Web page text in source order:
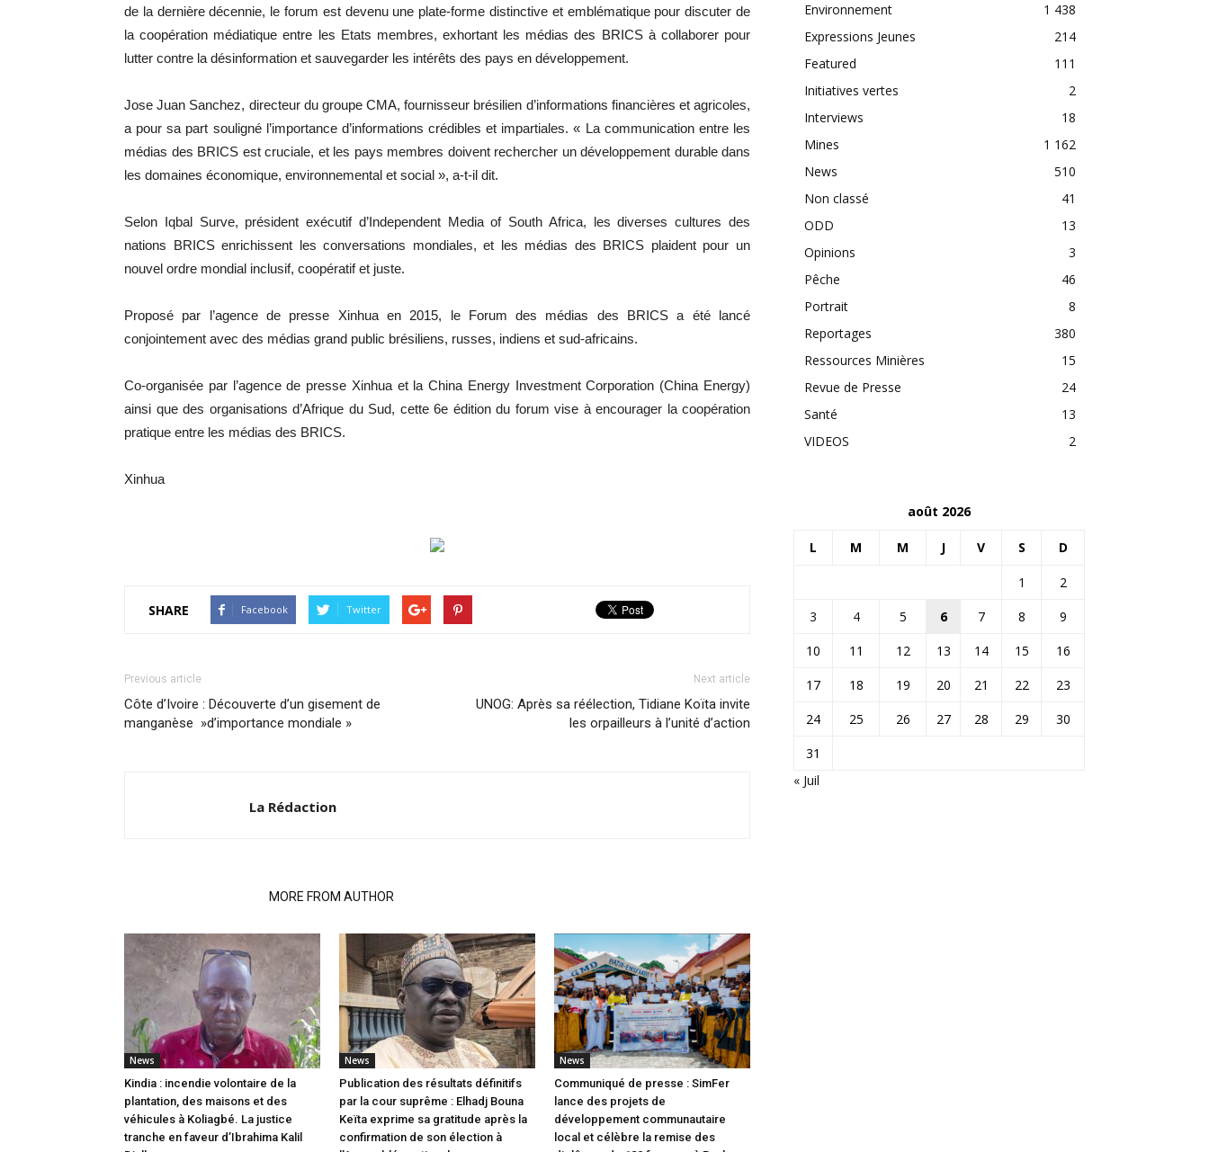
de la dernière décennie, le forum est devenu une plate-forme distinctive et emblématique pour discuter de
la coopération médiatique entre les Etats membres, exhortant les médias des BRICS à collaborer pour
lutter contre la désinformation et sauvegarder les intérêts des pays en développement.
Jose Juan Sanchez, directeur du groupe CMA, fournisseur brésilien d’informations financières et agricoles,
a pour sa part souligné l’importance d’informations crédibles et impartiales. « La communication entre les
médias des BRICS est cruciale, et les pays membres doivent rechercher un développement durable dans
les domaines économique, environnemental et social », a-t-il dit.
Selon Iqbal Surve, président exécutif d’Independent Media of South Africa, les diverses cultures des
nations BRICS enrichissent les conversations mondiales, et les médias des BRICS plaident pour un
nouvel ordre mondial inclusif, coopératif et juste.
Proposé par l’agence de presse Xinhua en 2015, le Forum des médias des BRICS a été lancé
conjointement avec des médias grand public brésiliens, russes, indiens et sud-africains.
Co-organisée par l’agence de presse Xinhua et la China Energy Investment Corporation (China Energy)
ainsi que des organisations d’Afrique du Sud, cette 6e édition du forum vise à encourager la coopération
pratique entre les médias des BRICS.
Xinhua
SHARE Facebook Twitter
Previous article
Côte d’Ivoire : Découverte d’un gisement de
manganèse »d’importance mondiale »
Next article
UNOG: Après sa réélection, Tidiane Koïta invite
les orpailleurs à l’unité d’action
La Rédaction
MORE FROM AUTHOR
News
Kindia : incendie volontaire de la
plantation, des maisons et des
véhicules à Koliagbé. La justice
tranche en faveur d’Ibrahima Kalil
News
Publication des résultats définitifs
par la cour suprême : Elhadj Bouna
Keïta exprime sa gratitude après la
confirmation de son élection à
News
Communiqué de presse : SimFer
lance des projets de
développement communautaire
local et célèbre la remise des
Environnement
1 438
Expressions Jeunes
214
Featured
111
Initiatives vertes
2
Interviews
18
Mines
1 162
News
510
Non classé
41
ODD
13
Opinions
3
Pêche
46
Portrait
8
Reportages
380
Ressources Minières
15
Revue de Presse
24
Santé
13
VIDEOS
2
août 2026
L M M J V S D
1
2
3
4 5 6 7 8
9
10
11 12 13 14 15
16
17
18 19 20 21 22
23
24
25 26 27 28 29
30
31
« Juil